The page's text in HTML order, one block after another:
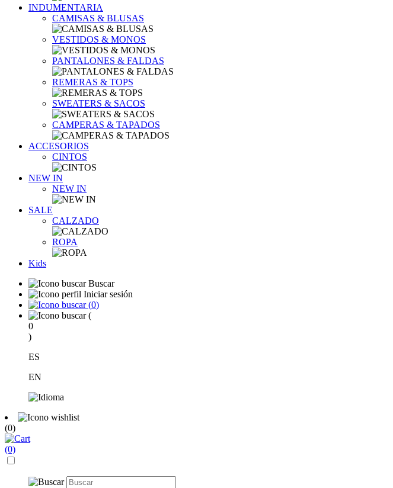
INDUMENTARIA
CAMISAS & BLUSAS
VESTIDOS & MONOS
PANTALONES & FALDAS
REMERAS & TOPS
SWEATERS & SACOS
CAMPERAS & TAPADOS
ACCESORIOS
CINTOS
NEW IN
NEW IN
SALE
CALZADO
ROPA
Kids
Buscar
Iniciar sesión
(0)
(
0
)
ES
EN
(0)
(0)